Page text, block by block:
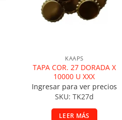
KAAPS
TAPA COR. 27 DORADA X
10000 U XXX
Ingresar para ver precios
SKU: TK27d
LEER MÁS